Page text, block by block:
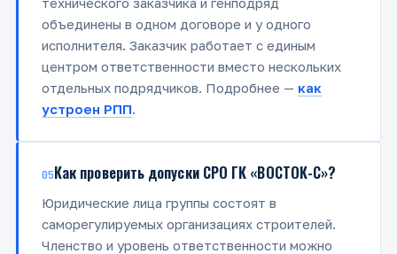
объединены в одном договоре и у одного
исполнителя. Заказчик работает с единым
центром ответственности вместо нескольких
отдельных подрядчиков. Подробнее — как
устроен РПП.
05Как проверить допуски СРО ГК «ВОСТОК-С»?
Юридические лица группы состоят в
саморегулируемых организациях строителей.
Членство и уровень ответственности можно